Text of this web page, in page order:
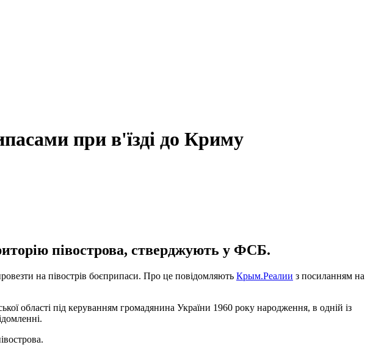
при в'їзді до Криму
півострова, стверджують у ФСБ.
на півострів боєприпаси. Про це повідомляють Крым.Реалии з посиланням на
області під керуванням громадянина України 1960 року народження, в одній із